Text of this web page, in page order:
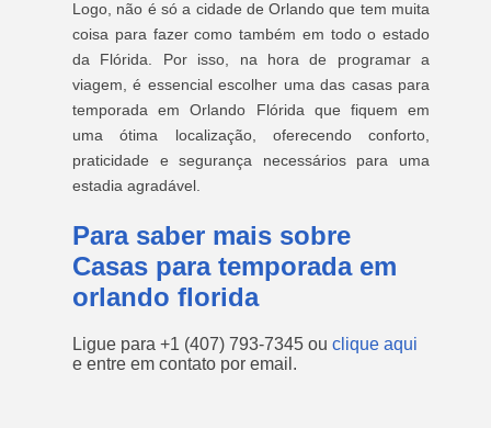
Logo, não é só a cidade de Orlando que tem muita
coisa para fazer como também em todo o estado
da Flórida. Por isso, na hora de programar a
viagem, é essencial escolher uma das casas para
temporada em Orlando Flórida que fiquem em
uma ótima localização, oferecendo conforto,
praticidade e segurança necessários para uma
estadia agradável.
Para saber mais sobre
Casas para temporada em
orlando florida
Ligue para +1 (407) 793-7345 ou clique aqui
e entre em contato por email.